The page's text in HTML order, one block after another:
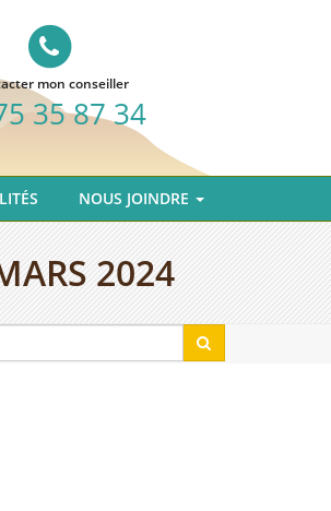
mon conseiller
35 87 34
NOUS JOINDRE
2024